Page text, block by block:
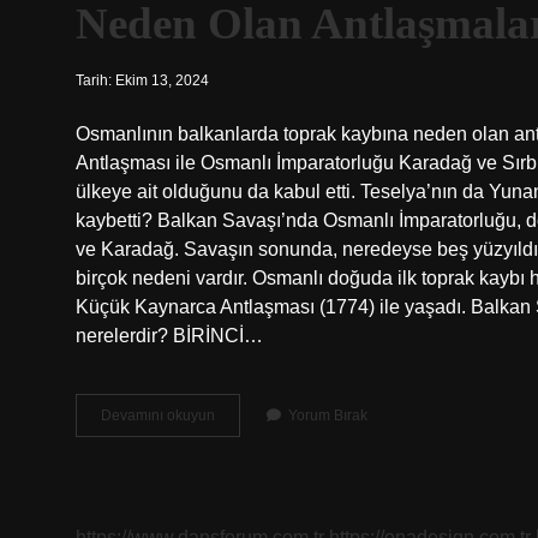
Neden Olan
Tarih: Ekim 13, 2024
Osmanlının balkanlarda toprak kaybına neden olan
Antlaşması ile Osmanlı İmparatorluğu Karadağ ve
ülkeye ait olduğunu da kabul etti. Teselya’nın da
kaybetti? Balkan Savaşı’nda Osmanlı
ve Karadağ. Savaşın sonunda, neredeyse beş
birçok nedeni vardır. Osmanlı doğuda ilk toprak
Küçük Kaynarca Antlaşması (1774) ile yaşadı.
nerelerdir? BİRİNCİ…
Devamını okuyun Osmanlının
Balkanlarda
Yorum Bırak